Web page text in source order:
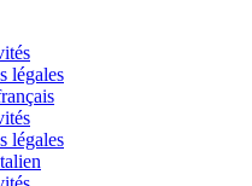
légales
légales